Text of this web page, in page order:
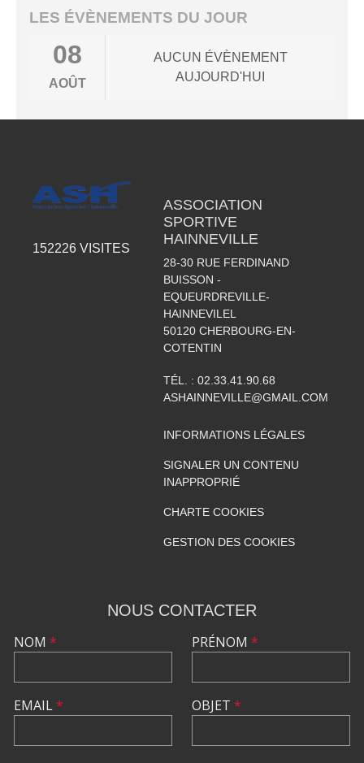
LES ÉVÈNEMENTS DU JOUR
08
AOÛT
AUCUN ÉVÈNEMENT
AUJOURD'HUI
152226 VISITES
ASSOCIATION
SPORTIVE
HAINNEVILLE
28-30 RUE FERDINAND
BUISSON -
EQUEURDREVILLE-
HAINNEVILEL
50120 CHERBOURG-EN-
COTENTIN
TÉL. : 02.33.41.90.68
ASHAINNEVILLE@GMAIL.COM
INFORMATIONS LÉGALES
SIGNALER UN CONTENU
INAPPROPRIÉ
CHARTE COOKIES
GESTION DES COOKIES
NOUS CONTACTER
NOM *
EMAIL*
PRÉNOM *
OBJET *